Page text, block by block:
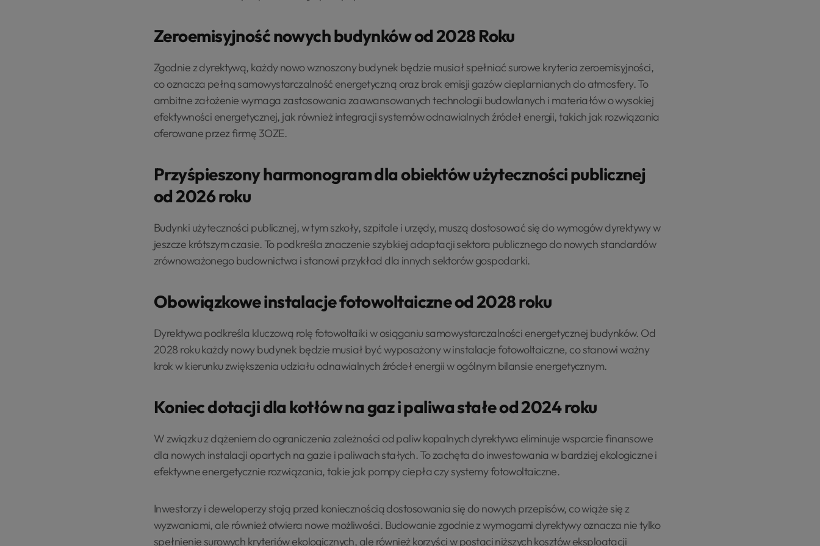
Zeroemisyjność nowych budynków od 2028 Roku
Zgodnie z dyrektywą, każdy nowo wznoszony budynek będzie musiał spełniać surowe kryteria zeroemisyjności,
co oznacza pełną samowystarczalność energetyczną oraz brak emisji gazów cieplarnianych do atmosfery. To
ambitne założenie wymaga zastosowania zaawansowanych technologii budowlanych i materiałów o wysokiej
efektywności energetycznej, jak również integracji systemów odnawialnych źródeł energii, takich jak rozwiązania
oferowane przez firmę 3OZE.
Przyśpieszony harmonogram dla obiektów użyteczności publicznej
od 2026 roku
Budynki użyteczności publicznej, w tym szkoły, szpitale i urzędy, muszą dostosować się do wymogów dyrektywy w
jeszcze krótszym czasie. To podkreśla znaczenie szybkiej adaptacji sektora publicznego do nowych standardów
zrównoważonego budownictwa i stanowi przykład dla innych sektorów gospodarki.
Obowiązkowe instalacje fotowoltaiczne od 2028 roku
Dyrektywa podkreśla kluczową rolę fotowoltaiki w osiąganiu samowystarczalności energetycznej budynków. Od
2028 roku każdy nowy budynek będzie musiał być wyposażony w instalacje fotowoltaiczne, co stanowi ważny
krok w kierunku zwiększenia udziału odnawialnych źródeł energii w ogólnym bilansie energetycznym.
Koniec dotacji dla kotłów na gaz i paliwa stałe od 2024 roku
W związku z dążeniem do ograniczenia zależności od paliw kopalnych dyrektywa eliminuje wsparcie finansowe
dla nowych instalacji opartych na gazie i paliwach stałych. To zachęta do inwestowania w bardziej ekologiczne i
efektywne energetycznie rozwiązania, takie jak pompy ciepła czy systemy fotowoltaiczne.
Inwestorzy i deweloperzy stoją przed koniecznością dostosowania się do nowych przepisów, co wiąże się z
wyzwaniami, ale również otwiera nowe możliwości. Budowanie zgodnie z wymogami dyrektywy oznacza nie tylko
spełnienie surowych kryteriów ekologicznych, ale również korzyści w postaci niższych kosztów eksploatacji